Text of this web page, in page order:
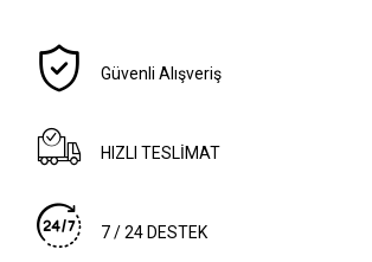
Güvenli Alışveriş
HIZLI TESLİMAT
7 / 24 DESTEK